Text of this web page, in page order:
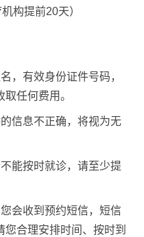
构提前20天）
，有效身份证件号码，
任何费用。
信息不正确，将视为无
能按时就诊，请至少提
会收到预约短信，短信
合理安排时间、按时到